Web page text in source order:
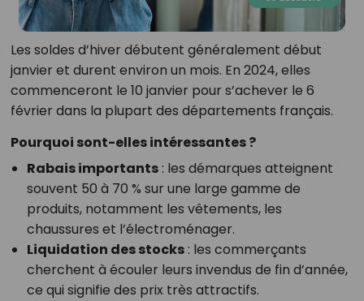
Les soldes d’hiver débutent généralement début
janvier et durent environ un mois. En 2024, elles
commenceront le 10 janvier pour s’achever le 6
février dans la plupart des départements français.
Pourquoi sont-elles intéressantes ?
Rabais importants: les démarques atteignent
souvent 50 à 70 % sur une large gamme de
produits, notamment les vêtements, les
chaussures et l’électroménager.
Liquidation des stocks: les commerçants
cherchent à écouler leurs invendus de fin d’année,
ce qui signifie des prix très attractifs.